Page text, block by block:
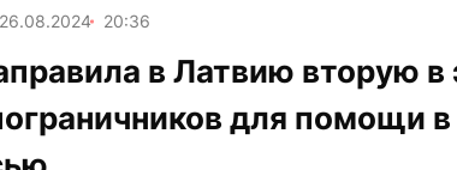
26.08.2024 20:36
в Латвию вторую
для помощи